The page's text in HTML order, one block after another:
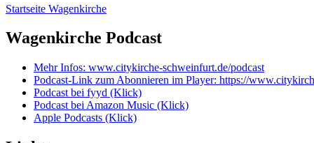
Startseite Wagenkirche
Wagenkirche Podcast
Mehr Infos: www.citykirche-schweinfurt.de/podcast
Podcast-Link zum Abonnieren im Player: https://
Podcast bei fyyd (Klick)
Podcast bei Amazon Music (Klick)
Apple Podcasts (Klick)